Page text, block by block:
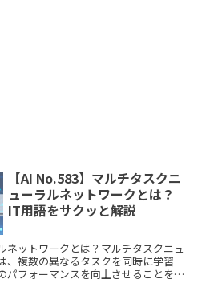
【AI No.583】マルチタスクニ
ューラルネットワークとは？
IT用語をサクッと解説
ネットワークとは？マルチタスクニュ
、複数の異なるタスクを同時に学習
パフォーマンスを向上させることを目